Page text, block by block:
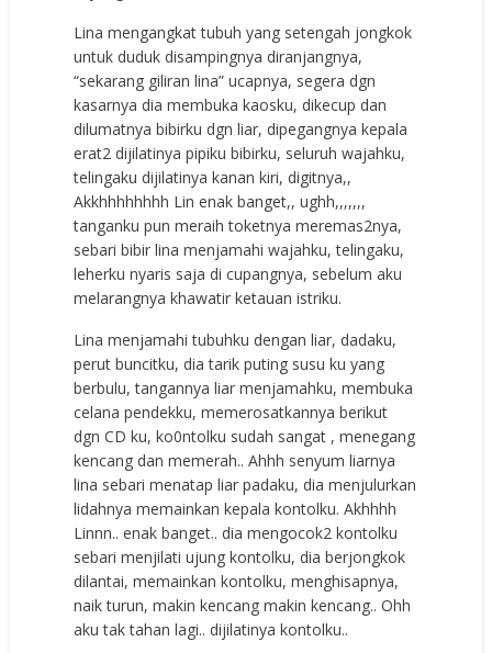
Lina mengangkat tubuh yang setengah jongkok
untuk duduk disampingnya diranjangnya,
“sekarang giliran lina” ucapnya, segera dgn
kasarnya dia membuka kaosku, dikecup dan
dilumatnya bibirku dgn liar, dipegangnya kepala
erat2 dijilatinya pipiku bibirku, seluruh wajahku,
telingaku dijilatinya kanan kiri, digitnya,,
Akkhhhhhhhh Lin enak banget,, ughh,,,,,,,
tanganku pun meraih toketnya meremas2nya,
sebari bibir lina menjamahi wajahku, telingaku,
leherku nyaris saja di cupangnya, sebelum aku
melarangnya khawatir ketauan istriku.
Lina menjamahi tubuhku dengan liar, dadaku,
perut buncitku, dia tarik puting susu ku yang
berbulu, tangannya liar menjamahku, membuka
celana pendekku, memerosatkannya berikut
dgn CD ku, ko0ntolku sudah sangat , menegang
kencang dan memerah.. Ahhh senyum liarnya
lina sebari menatap liar padaku, dia menjulurkan
lidahnya memainkan kepala kontolku. Akhhhh
Linnn.. enak banget.. dia mengocok2 kontolku
sebari menjilati ujung kontolku, dia berjongkok
dilantai, memainkan kontolku, menghisapnya,
naik turun, makin kencang makin kencang.. Ohh
aku tak tahan lagi.. dijilatinya kontolku..